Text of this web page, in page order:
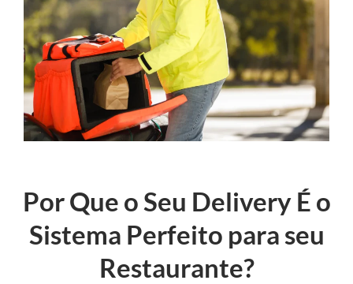
Por Que o Seu Delivery É o
Sistema Perfeito para seu
Restaurante?